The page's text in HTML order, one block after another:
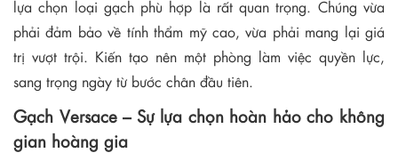
lựa chọn loại gạch phù hợp là rất quan trọng. Chúng vừa
phải đảm bảo về tính thẩm mỹ cao, vừa phải mang lại giá
trị vượt trội. Kiến tạo nên một phòng làm việc quyền lực,
sang trọng ngày từ bước chân đầu tiên.
Gạch Versace – Sự lựa chọn hoàn hảo cho không
gian hoàng gia